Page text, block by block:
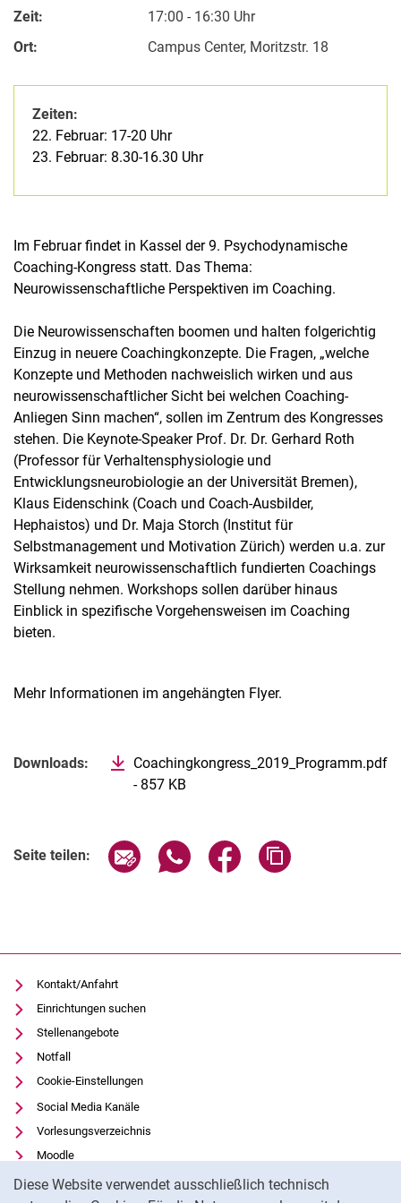
Diese Website verwendet ausschließlich technisch
Zeit:
17:00 - 16:30 Uhr
Ort:
Campus Center, Moritzstr. 18
Zeiten:
22. Februar: 17-20 Uhr
23. Februar: 8.30-16.30 Uhr
Im Februar findet in Kassel der 9. Psychodynamische
Coaching-Kongress statt. Das Thema:
Neurowissenschaftliche Perspektiven im Coaching.
Die Neurowissenschaften boomen und halten folgerichtig
Einzug in neuere Coachingkonzepte. Die Fragen, „welche
Konzepte und Methoden nachweislich wirken und aus
neurowissenschaftlicher Sicht bei welchen Coaching-
Anliegen Sinn machen“, sollen im Zentrum des Kongresses
stehen. Die Keynote-Speaker Prof. Dr. Dr. Gerhard Roth
(Professor für Verhaltensphysiologie und
Entwicklungsneurobiologie an der Universität Bremen),
Klaus Eidenschink (Coach und Coach-Ausbilder,
Hephaistos) und Dr. Maja Storch (Institut für
Selbstmanagement und Motivation Zürich) werden u.a. zur
Wirksamkeit neurowissenschaftlich fundierten Coachings
Stellung nehmen. Workshops sollen darüber hinaus
Einblick in spezifische Vorgehensweisen im Coaching
bieten.
Mehr Informationen im angehängten Flyer.
Verwandte Links
Downloads:
Coachingkongress_2019_Programm.pdf
- 857 KB
Seite teilen: Seite über E-Mail teilen
Seite über WhatsApp teilen
Seite über Facebook
Kontakt/Anfahrt
Einrichtungen suchen
Stellenangebote
Notfall
Cookie-Einstellungen
Social Media Kanäle
Vorlesungsverzeichnis
Moodle
Panopto